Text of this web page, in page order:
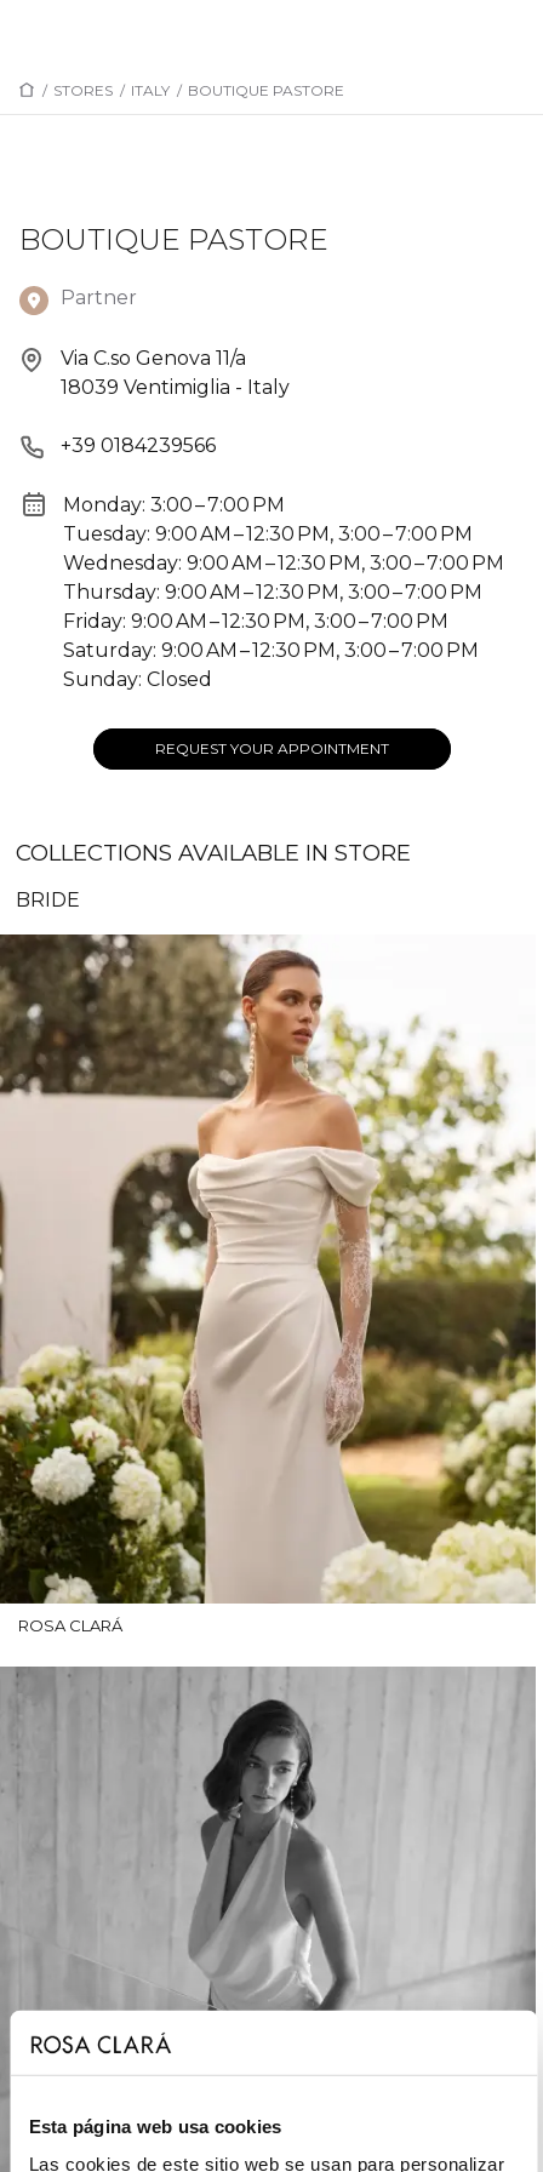
Esta página web usa cookies
Las cookies de este sitio web se usan para personalizar
/ STORES / ITALY / BOUTIQUE PASTORE
BOUTIQUE PASTORE
Partner
Via C.so Genova 11/a
18039 Ventimiglia - Italy
+39 0184239566
Monday: 3:00 – 7:00 PM
Tuesday: 9:00 AM – 12:30 PM, 3:00 – 7:00 PM
Wednesday: 9:00 AM – 12:30 PM, 3:00 – 7:00 PM
Thursday: 9:00 AM – 12:30 PM, 3:00 – 7:00 PM
Friday: 9:00 AM – 12:30 PM, 3:00 – 7:00 PM
Saturday: 9:00 AM – 12:30 PM, 3:00 – 7:00 PM
Sunday: Closed
REQUEST YOUR APPOINTMENT
COLLECTIONS AVAILABLE IN STORE
BRIDE
ROSA CLARÁ